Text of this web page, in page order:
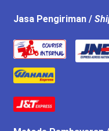
Jasa Pengiriman /